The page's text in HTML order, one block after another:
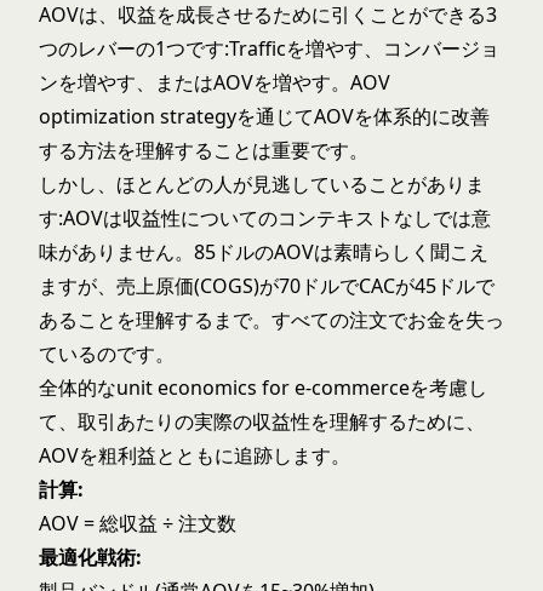
AOVは、収益を成長させるために引くことができる3
つのレバーの1つです:Trafficを増やす、コンバージョ
ンを増やす、またはAOVを増やす。 AOV
optimization strategyを通じてAOVを体系的に改善
する方法を理解することは重要です。
しかし、ほとんどの人が見逃していることがありま
す:AOVは収益性についてのコンテキストなしでは意
味がありません。85ドルのAOVは素晴らしく聞こえ
ますが、売上原価(COGS)が70ドルでCACが45ドルで
あることを理解するまで。すべての注文でお金を失っ
ているのです。
全体的なunit economics for e-commerceを考慮し
て、取引あたりの実際の収益性を理解するために、
AOVを粗利益とともに追跡します。
計算:
AOV = 総収益 ÷ 注文数
最適化戦術: